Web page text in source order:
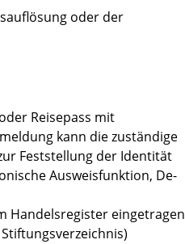
oder der
Reisepass mit
kann die zuständige
Feststellung der Identität
Ausweisfunktion, De-
Handelsregister eingetragen